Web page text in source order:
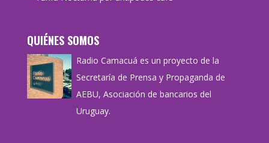
QUIÉNES SOMOS
Radio Camacuá es un proyecto de la
Secretaría de Prensa y Propaganda de
AEBU, Asociación de bancarios del
Uruguay.